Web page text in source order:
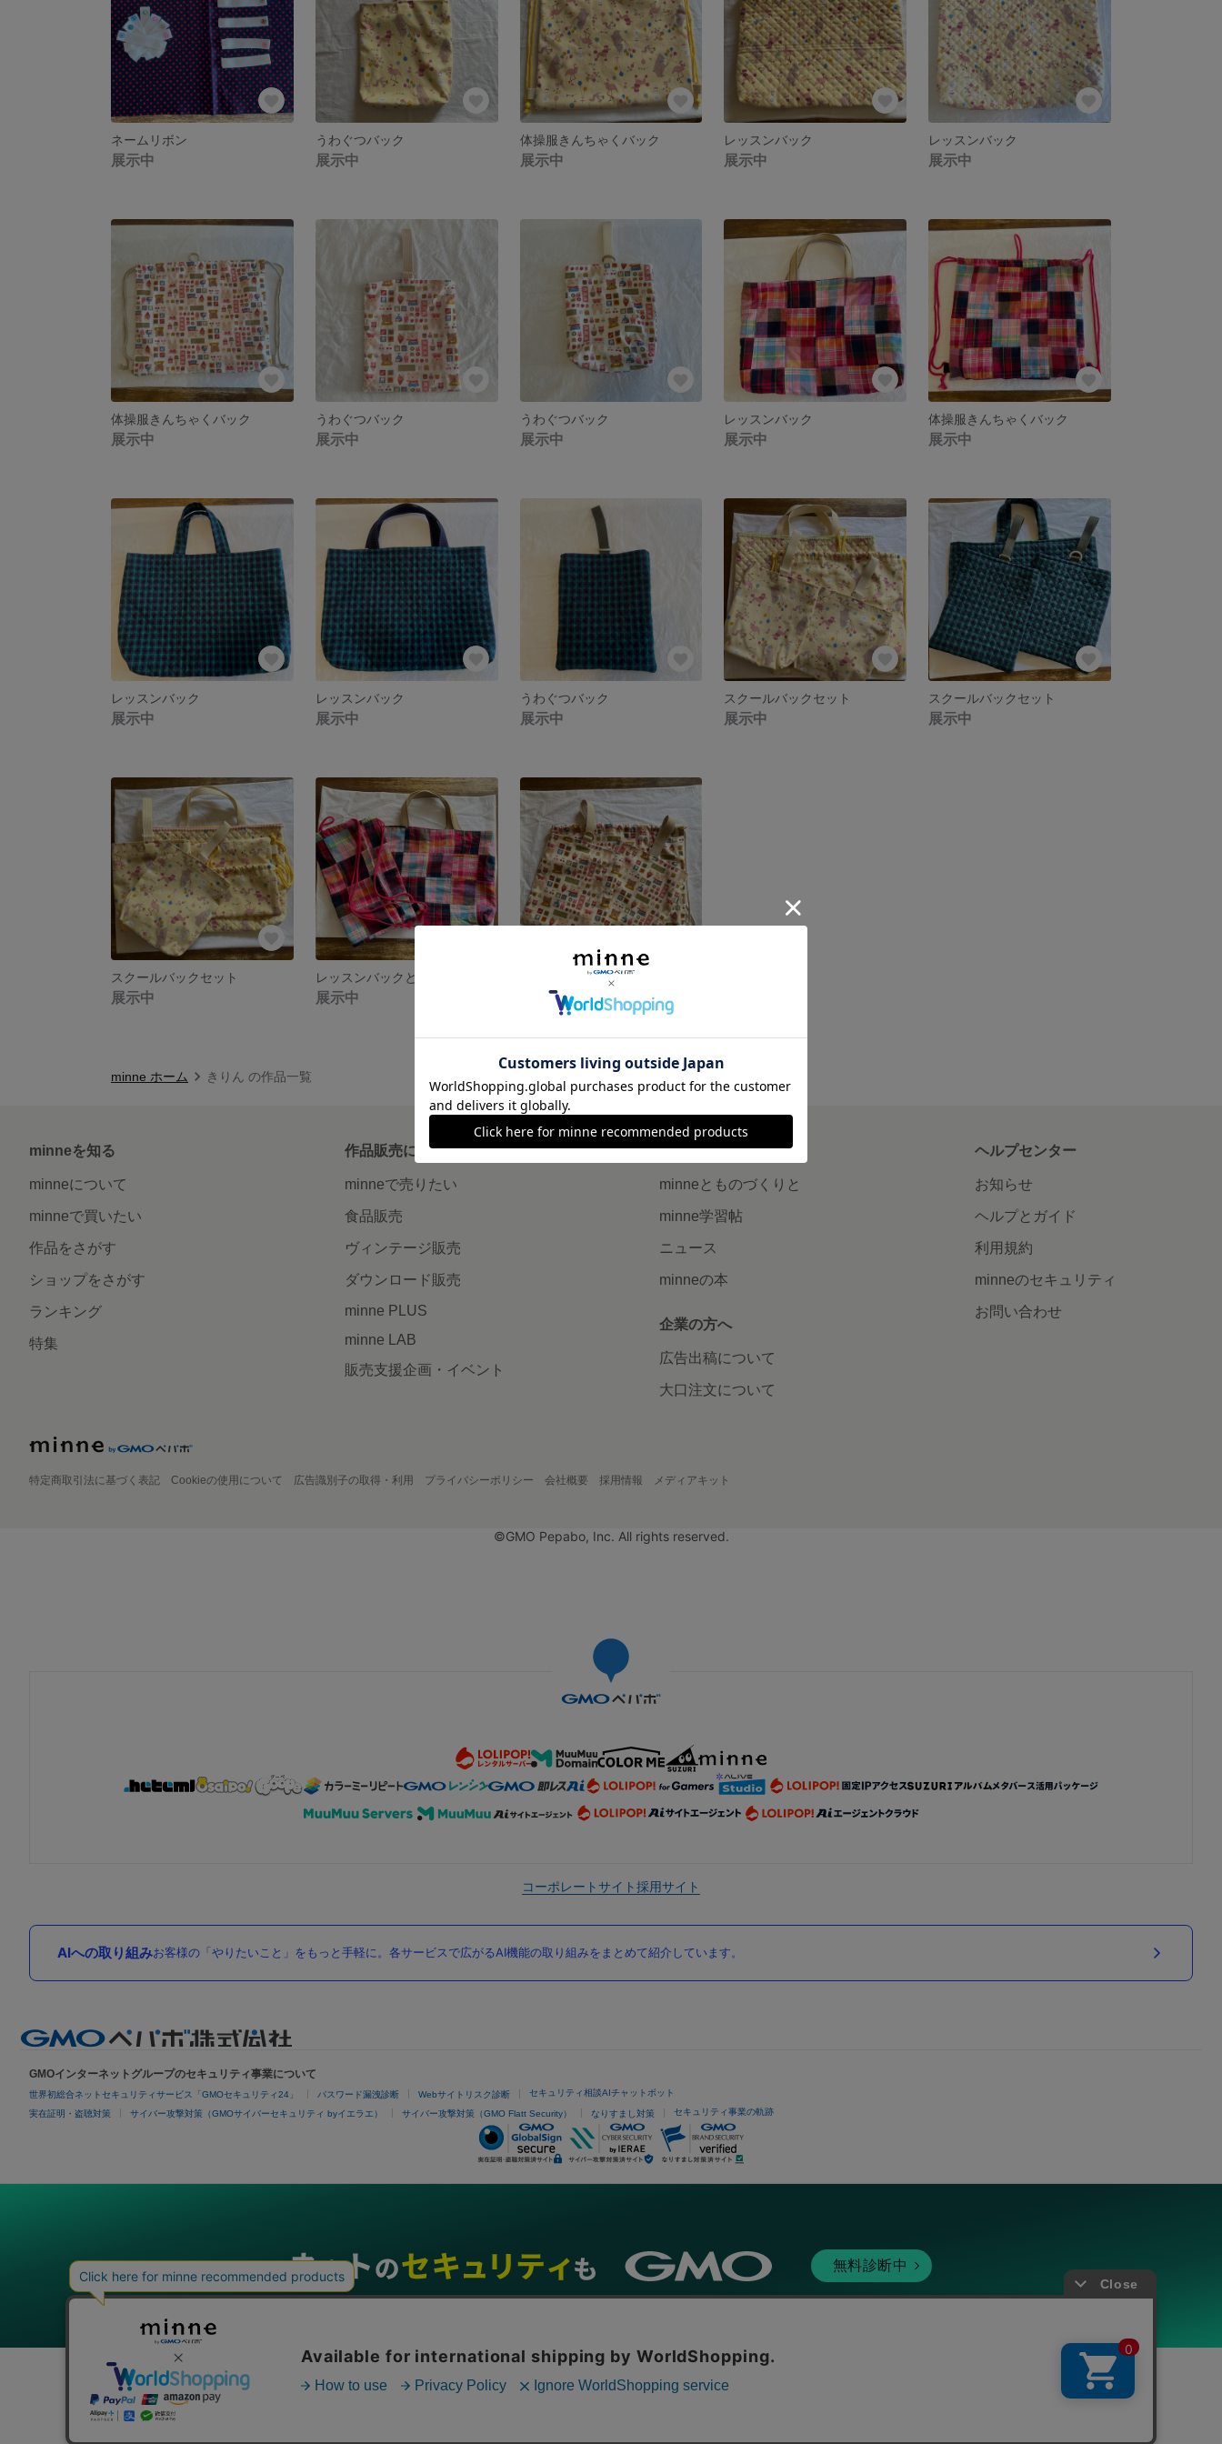
ネームリボン
展示中
うわぐつバック
展示中
体操服きんちゃくバック
展示中
レッスンバック
展示中
レッスンバック
展示中
体操服きんちゃくバック
展示中
うわぐつバック
展示中
うわぐつバック
展示中
レッスンバック
展示中
体操服きんちゃくバック
展示中
レッスンバック
展示中
レッスンバック
展示中
うわぐつバック
展示中
スクールバックセット
展示中
スクールバックセット
展示中
スクールバックセット
展示中 展示中 展示中
minne ホーム きりん の作品一覧
minneを知る
minneについて
minneで買いたい
作品をさがす
ショップをさがす
ランキング
特集
作品販売について
minneで売りたい
食品販売
ヴィンテージ販売
ダウンロード販売
minne PLUS
minne LAB
販売支援企画・イベント
読みもの
minneとものづくりと
minne学習帖
ニュース
minneの本
企業の方へ
広告出稿について
大口注文について
ヘルプセンター
お知らせ
ヘルプとガイド
利用規約
minneのセキュリティ
お問い合わせ
特定商取引法に基づく表記 Cookieの使用について 広告識別子の取得・利用 プライバシーポリシー 会社概要 採用情報 メディアキット
©GMO Pepabo, Inc. All rights reserved.
コーポレートサイト採用サイト
AIへの取り組みお客様の「やりたいこと」をもっと手軽に。各サービスで広がるAI機能の取り組みをまとめて紹介しています。
GMOインターネットグループのセキュリティ事業について
世界初総合ネットセキュリティサービス「GMOセキュリティ24」 パスワード漏洩診断 Webサイトリスク診断 セキュリティ相談AIチャットボット
実在証明・盗聴対策 サイバー攻撃対策（GMOサイバーセキュリティ byイエラエ） サイバー攻撃対策（GMO Flatt Security） なりすまし対策 セキュリティ事業の軌跡
無料診断中
グループサービス
インターネットサービス